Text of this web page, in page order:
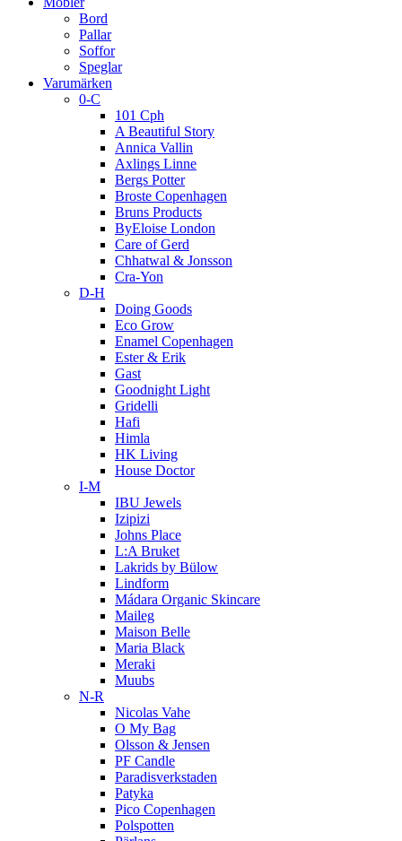
Bord
Pallar
Soffor
Speglar
Varumärken
0-C
101 Cph
A Beautiful Story
Annica Vallin
Axlings Linne
Bergs Potter
Broste Copenhagen
Bruns Products
ByEloise London
Care of Gerd
Chhatwal & Jonsson
Cra-Yon
D-H
Doing Goods
Eco Grow
Enamel Copenhagen
Ester & Erik
Gast
Goodnight Light
Gridelli
Hafi
Himla
HK Living
House Doctor
I-M
IBU Jewels
Izipizi
Johns Place
L:A Bruket
Lakrids by Bülow
Lindform
Mádara Organic Skincare
Maileg
Maison Belle
Maria Black
Meraki
Muubs
N-R
Nicolas Vahe
O My Bag
Olsson & Jensen
PF Candle
Paradisverkstaden
Patyka
Pico Copenhagen
Polspotten